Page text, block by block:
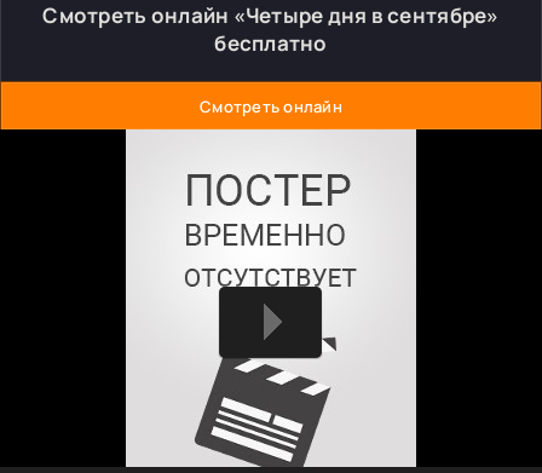
Смотреть онлайн «Четыре дня в сентябре»
бесплатно
Смотреть онлайн